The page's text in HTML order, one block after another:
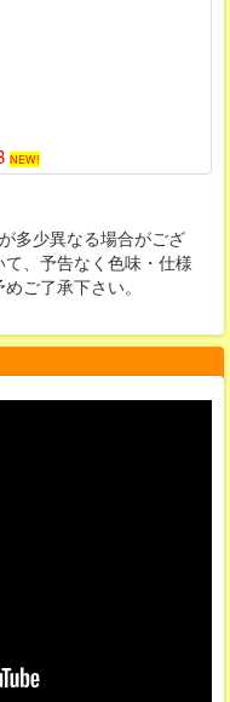
NEW!
多少異なる場合がござ
、予告なく色味・仕様
ご了承下さい。